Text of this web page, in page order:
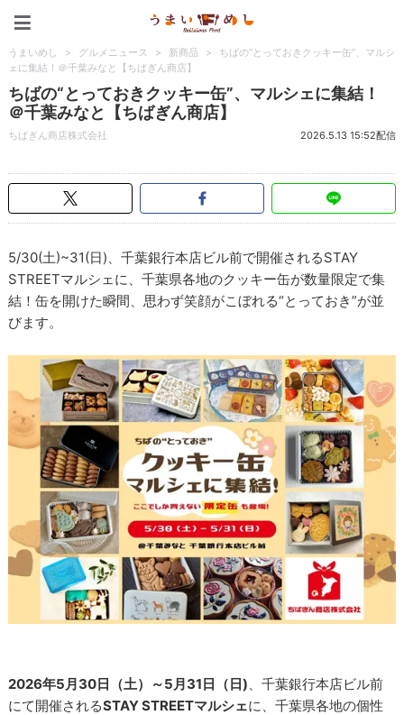
うまいめし > グルメニュース > 新商品 >
ちばの“とっておきクッキー缶”、マルシ
ェに集結！＠千葉みなと【ちばぎん商店】
ちばの“とっておきクッキー缶”、マルシェに集結！
＠千葉みなと【ちばぎん商店】
ちばぎん商店株式会社 2026.5.13 15:52配信
5/30(土)~31(日)、千葉銀行本店ビル前で開催されるSTAY
STREETマルシェに、千葉県各地のクッキー缶が数量限定で集
結！缶を開けた瞬間、思わず笑顔がこぼれる“とっておき”が並
びます。
2026年5月30日（土）～5月31日（日) 、千葉銀行本店ビル前
にて開催されるSTAY STREETマルシェに、千葉県各地の個性